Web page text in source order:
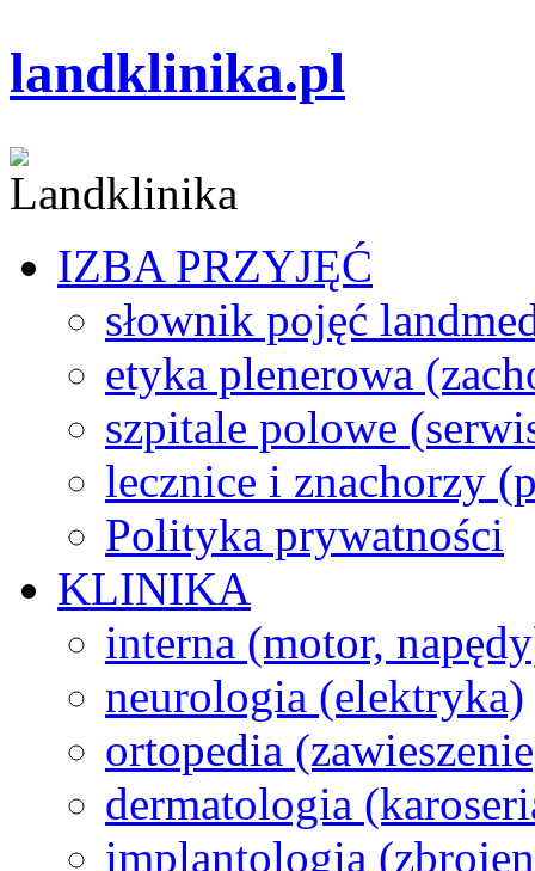
landklinika.pl
IZBA PRZYJĘĆ
słownik pojęć
etyka plenerowa
szpitale polowe
lecznice i znachorzy
Polityka prywatności
KLINIKA
interna (motor,
neurologia (elektryka)
ortopedia
dermatologia
implantologia